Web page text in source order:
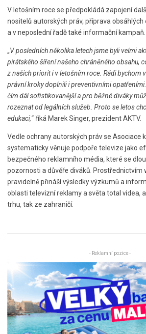
V letošním roce se předpokládá zapojení
nositelů autorských práv, příprava
a v neposlední řadě také informační kampaň.
„V posledních několika letech jsme byli velmi
pirátského šíření našeho chráněného obsahu,
z našich priorit i v letošním roce. Rádi bychom
právní kroky doplnili i preventivními
čím dál sofistikovanější a pro běžné diváky
rozeznat od legálních služeb. Proto se letos
edukaci,“ říká Marek Singer, prezident AKTV.
Vedle ochrany autorských práv se Asociace
systematicky věnuje podpoře televize jako
bezpečného reklamního média, které se
pozornosti a důvěře diváků. Prostřednictvím
pravidelně přináší výsledky výzkumů a
oblasti televizní reklamy a světa total videa,
trhu, tak ze zahraničí.
- Reklamní pozice -